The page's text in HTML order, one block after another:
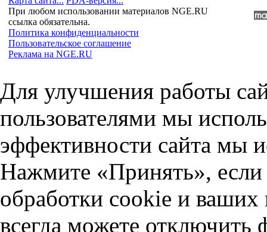
При любом использовании материалов NGE.RU
ссылка обязательна.
Политика конфиденциальности
Пользовательское соглашение
Реклама на NGE.RU
Для улучшения работы
пользователями мы
эффективности сайта мы
Нажмите «Принять», если
обработки cookie и
всегда можете отключить